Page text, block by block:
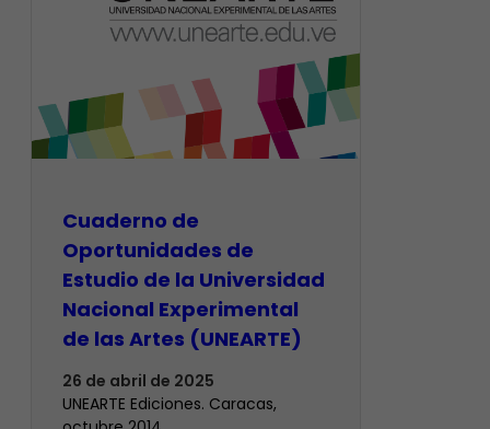
Cuaderno de
Oportunidades de
Estudio de la Universidad
Nacional Experimental
de las Artes (UNEARTE)
26 de abril de 2025
UNEARTE Ediciones. Caracas,